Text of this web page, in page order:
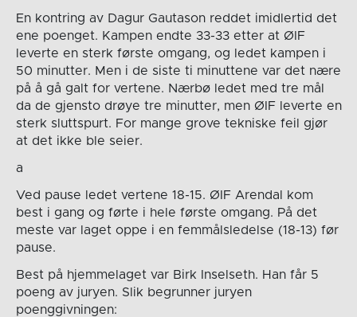
En kontring av Dagur Gautason reddet imidlertid det
ene poenget. Kampen endte 33-33 etter at ØIF
leverte en sterk første omgang, og ledet kampen i
50 minutter. Men i de siste ti minuttene var det nære
på å gå galt for vertene. Nærbø ledet med tre mål
da de gjensto drøye tre minutter, men ØIF leverte en
sterk sluttspurt. For mange grove tekniske feil gjør
at det ikke ble seier.
a
Ved pause ledet vertene 18-15. ØIF Arendal kom
best i gang og førte i hele første omgang. På det
meste var laget oppe i en femmålsledelse (18-13) før
pause.
Best på hjemmelaget var Birk Inselseth. Han får 5
poeng av juryen. Slik begrunner juryen
poenggivningen: